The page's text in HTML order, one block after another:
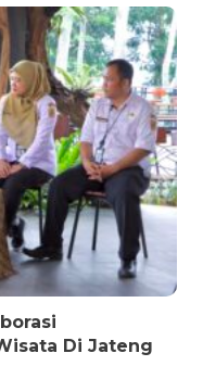
Di Jateng